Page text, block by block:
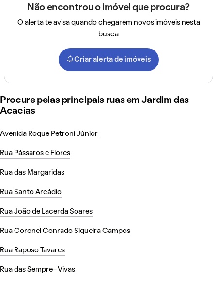
Não encontrou o imóvel que procura?
O alerta te avisa quando chegarem novos imóveis nesta
busca
Criar alerta de imóveis
Procure pelas principais ruas em Jardim das
Acacias
Avenida Roque Petroni Júnior
Rua Pássaros e Flores
Rua das Margaridas
Rua Santo Arcádio
Rua João de Lacerda Soares
Rua Coronel Conrado Siqueira Campos
Rua Raposo Tavares
Rua das Sempre-Vivas